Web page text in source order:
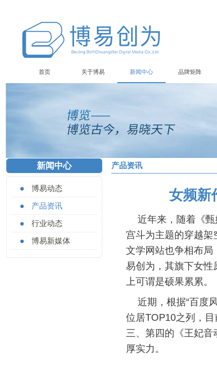
首页 关于博易 新闻中心 品牌矩阵
新闻中心
博易动态
产品资讯
行业动态
博易新媒体
产品资讯
女频新
近年来，随着《
宫斗为主题的穿越架
文学网站也争相布局
易创为，其旗下女性
上可谓是硕果累累。
近期，根据“百度
位居TOP10之列，
三、第四的《王妃
厚实力。